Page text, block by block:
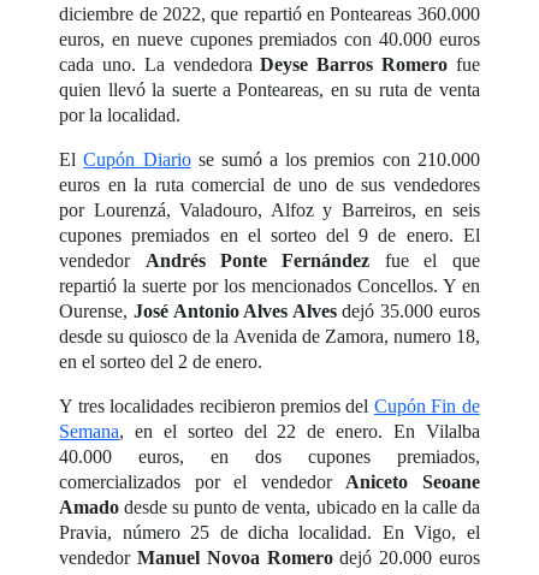
diciembre de 2022, que repartió en Ponteareas 360.000
euros, en nueve cupones premiados con 40.000 euros
cada uno. La vendedoraDeyse Barros Romerofue
quien llevó la suerte a Ponteareas, en su ruta de venta
por la localidad.
ElCupón Diariose sumó a los premios con 210.000
euros en la ruta comercial de uno de sus vendedores
por Lourenzá, Valadouro, Alfoz y Barreiros, en seis
cupones premiados en el sorteo del 9 de enero. El
vendedor Andrés Ponte Fernández fue el que
repartió la suerte por los mencionados Concellos. Y en
Ourense, José Antonio Alves Alvesdejó 35.000 euros
desde su quiosco de la Avenida de Zamora, numero 18,
en el sorteo del 2 de enero.
Y tres localidades recibieron premios del Cupón Fin de
Semana, en el sorteo del 22 de enero. En Vilalba
40.000 euros, en dos cupones premiados,
comercializados por el vendedor Aniceto Seoane
Amado desde su punto de venta, ubicado en la calle da
Pravia, número 25 de dicha localidad. En Vigo, el
vendedorManuel Novoa Romerodejó 20.000 euros